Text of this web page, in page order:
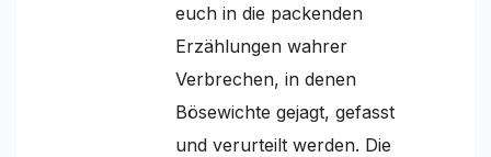
euch in die packenden
Erzählungen wahrer
Verbrechen, in denen
Bösewichte gejagt, gefasst
und verurteilt werden. Die